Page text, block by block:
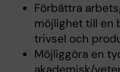
Förbättra
möjlighet till en
trivsel och
Möjliggöra en